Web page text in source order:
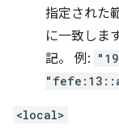
指定された
に一致しま
記。 例:
<local>